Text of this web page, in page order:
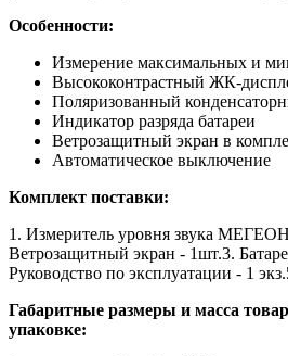
Особенности:
Измерение максимальных и
Высококонтрастный ЖК-
Поляризованный
Индикатор разряда батареи
Ветрозащитный экран в
Автоматическое выключение
Комплект поставки:
1. Измеритель уровня звука
Ветрозащитный экран - 1шт.3.
Руководство по эксплуатации - 1
Габаритные размеры и масса
упаковке: